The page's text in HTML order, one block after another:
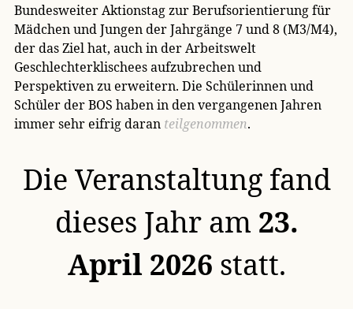
Bundesweiter Aktionstag zur Berufsorientierung für
Mädchen und Jungen der Jahrgänge 7 und 8 (M3/M4),
der das Ziel hat, auch in der Arbeitswelt
Geschlechterklischees aufzubrechen und
Perspektiven zu erweitern. Die Schülerinnen und
Schüler der BOS haben in den vergangenen Jahren
immer sehr eifrig daran teilgenommen.
Die Veranstaltung fand
dieses Jahr am 23.
April 2026 statt.